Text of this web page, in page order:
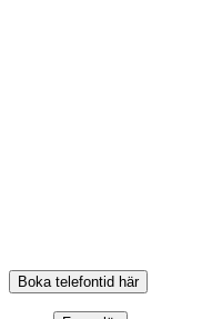
Boka telefontid här